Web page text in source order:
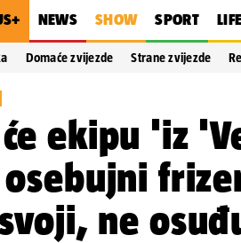
NEWS SHOW SPORT
Domaće zvijezde Strane zvijezde
ekipu 'iz
ne